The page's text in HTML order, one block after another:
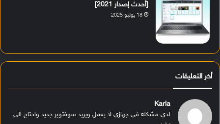
[أحدث إصدار 2021]
18 يوليو 2025
أخر التعليقات
Karla
لدي مشكله في جهازي لا يعمل ويريد سوفتوير جديد واحتاج الى